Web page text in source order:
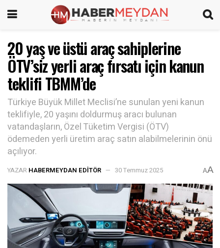
20 yaş ve üstü araç sahiplerine
ÖTV’siz yerli araç fırsatı için kanun
teklifi TBMM’de
Türkiye Büyük Millet Meclisi’ne sunulan yeni kanun
teklifiyle, 20 yaşını doldurmuş aracı bulunan
vatandaşların, Özel Tüketim Vergisi (ÖTV)
ödemeden yerli üretim araç satın alabilmelerinin önü
açılıyor.
YAZAR HABERMEYDAN EDITÖR 30 Temmuz 2025 AA